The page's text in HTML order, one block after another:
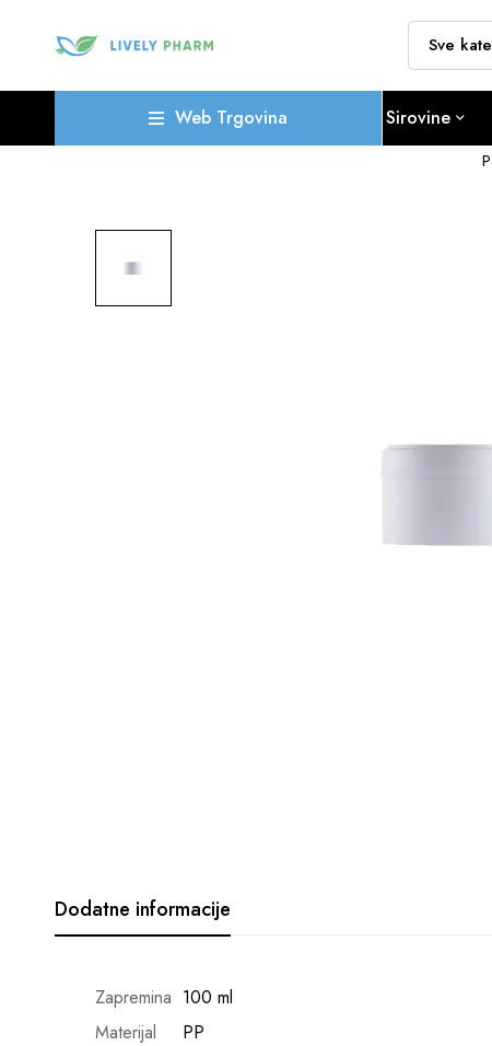
Web Trgovina Sirovine
Dodatne informacije
Zapremina 100 ml
Materijal
PP